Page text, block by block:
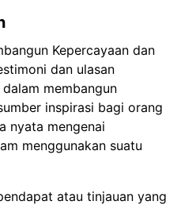
Kepercayaan dan
dan ulasan
membangun
inspirasi bagi orang
nyata mengenai
menggunakan suatu
atau tinjauan yang